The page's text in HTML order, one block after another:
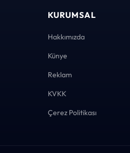
KURUMSAL
Hakkımızda
Künye
Reklam
KVKK
Çerez Politikası